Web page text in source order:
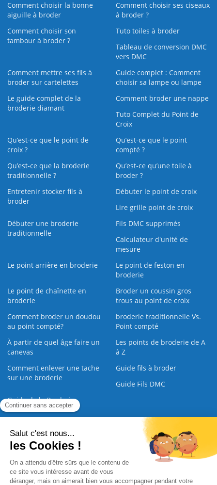
Comment choisir la bonne
aiguille à broder
Comment choisir ses ciseaux
à broder ?
Comment choisir son
tambour à broder ?
Tuto toiles à broder
Tableau de conversion DMC
vers DMC
Comment mettre ses fils à
broder sur cartelettes
Guide complet : Comment
choisir sa lampe ou lampe
Le guide complet de la
broderie diamant
Comment broder une nappe
Tuto Complet du Point de
Croix
Qu’est-ce que le point de
croix ?
Qu’est-ce que le point
compté ?
Qu’est-ce que la broderie
traditionnelle ?
Qu’est‑ce qu’une toile à
broder ?
Entretenir stocker fils à
broder
Débuter le point de croix
Lire grille point de croix
Débuter une broderie
traditionnelle
Fils DMC supprimés
Calculateur d'unité de
mesure
Le point arrière en broderie
Le point de feston en
broderie
Le point de chaînette en
broderie
Broder un coussin gros
trous au point de croix
Comment broder un doudou
au point compté?
broderie traditionnelle Vs.
Point compté
À partir de quel âge faire un
canevas
Les points de broderie de A
à Z
Comment enlever une tache
sur une broderie
Guide fils à broder
Guide Fils DMC
Guide de la Broderie
Nous contacter |
Paiement sécurisé